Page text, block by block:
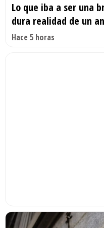
Lo que iba a ser una
dura realidad de un
Hace 5 horas